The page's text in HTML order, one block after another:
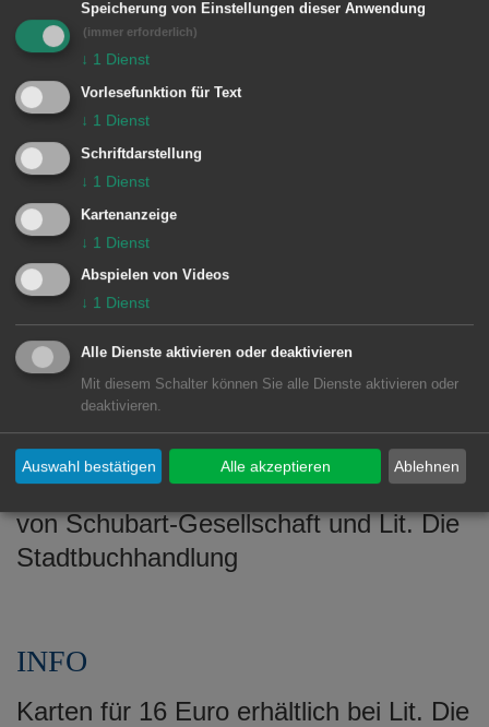
über den Verlust der Heimat.
„traurigkeit wird meine eintrittskarte
zum vollmond | verzweiflung meine
landkarte ins gebirge sein“, heißt es in
einem ihrer Gedichte über ihr
unfreiwilliges Nomadentum.
In ihrem soeben erschienenen
‚Wörterbuch einer Nomadin‘, einem Mix
aus Essay und Poesie, nimmt sie
einzelne, oft unscheinbare Wörter ins
Visier und denkt, von ihnen ausgehend,
über Sprache, Identität und kulturelle
Zugehörigkeit nach.
Volha Hapeyeva folgt einer Einladung
von Schubart-Gesellschaft und Lit. Die
Stadtbuchhandlung
INFO
Karten für 16 Euro erhältlich bei Lit. Die
Speicherung von Einstellungen dieser Anwendung
(immer erforderlich)
↓ 1 Dienst
Vorlesefunktion für Text
↓ 1 Dienst
Schriftdarstellung
↓ 1 Dienst
Kartenanzeige
↓ 1 Dienst
Abspielen von Videos
↓ 1 Dienst
Alle Dienste aktivieren oder deaktivieren
Mit diesem Schalter können Sie alle Dienste aktivieren oder
deaktivieren.
Ablehnen
Auswahl bestätigen Alle akzeptieren